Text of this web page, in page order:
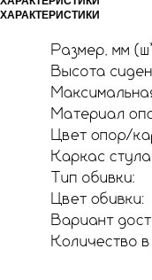
ХАРАКТЕРИСТИКИ